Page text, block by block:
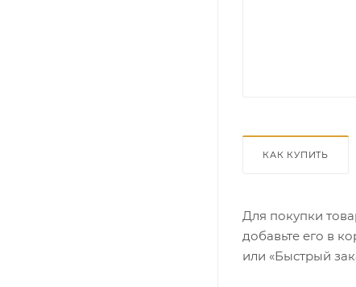
КАК КУПИТЬ
Для покупки
добавьте его в
или «Быстрый